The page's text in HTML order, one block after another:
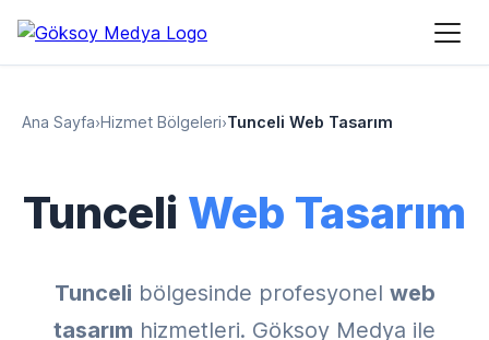
Ana Sayfa›Hizmet Bölgeleri›Tunceli Web Tasarım
Tunceli Web Tasarım
Tunceli bölgesinde profesyonel web
tasarım hizmetleri. Göksoy Medya ile